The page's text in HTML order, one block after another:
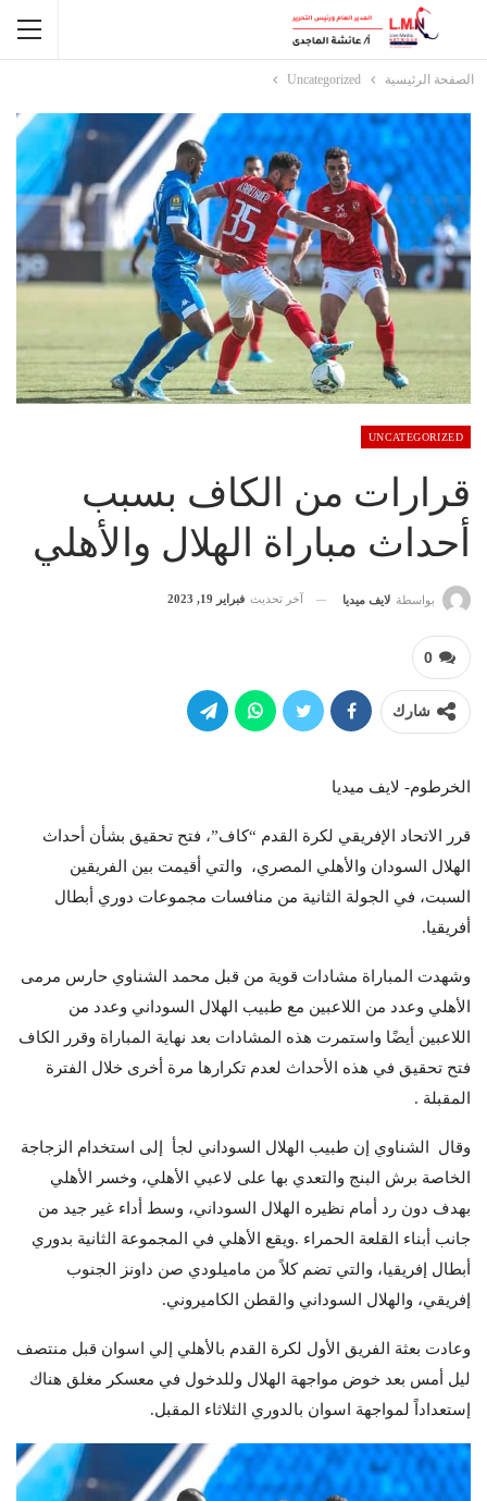
الصفحة الرئيسية Uncategorized
UNCATEGORIZED
قرارات من الكاف بسبب
أحداث مباراة الهلال والأهلي
بواسطة لايف ميديا آخر تحديث فبراير 19, 2023
0
شارك
الخرطوم- لايف ميديا
قرر الاتحاد الإفريقي لكرة القدم “كاف”، فتح تحقيق بشأن أحداث
الهلال السودان والأهلي المصري، والتي أقيمت بين الفريقين
السبت، في الجولة الثانية من منافسات مجموعات دوري أبطال
أفريقيا.
وشهدت المباراة مشادات قوية من قبل محمد الشناوي حارس مرمى
الأهلي وعدد من اللاعبين مع طبيب الهلال السوداني وعدد من
اللاعبين أيضًا واستمرت هذه المشادات بعد نهاية المباراة وقرر الكاف
فتح تحقيق في هذه الأحداث لعدم تكرارها مرة أخرى خلال الفترة
المقبلة .
وقال الشناوي إن طبيب الهلال السوداني لجأ إلى استخدام الزجاجة
الخاصة برش البنج والتعدي بها على لاعبي الأهلي، وخسر الأهلي
بهدف دون رد أمام نظيره الهلال السوداني، وسط أداء غير جيد من
جانب أبناء القلعة الحمراء .​ويقع الأهلي في المجموعة الثانية بدوري
أبطال إفريقيا، والتي تضم كلاً من ماميلودي صن داونز الجنوب
إفريقي، والهلال السوداني والقطن الكاميروني.
وعادت بعثة الفريق الأول لكرة القدم بالأهلي إلي اسوان قبل منتصف
ليل أمس بعد خوض مواجهة الهلال وللدخول في معسكر مغلق هناك
إستعداداً لمواجهة اسوان بالدوري الثلاثاء المقبل.